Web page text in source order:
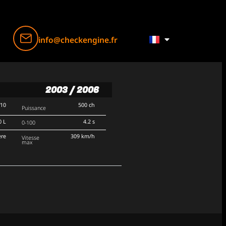
info@checkengine.fr
2003 / 2006
L
Puissance
0-100
Vitesse
max
500 ch
4.2 s
309 km/h